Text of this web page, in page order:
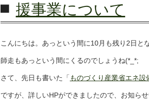
援事業について
こんにちは。あっという間に10月も残り2日と
師走もあっという間にくるのでしょうね(*_*;
さて、先日も書いた「 ものづくり産業省エネ設
ですが、詳しいHPができましたので、お知らせ